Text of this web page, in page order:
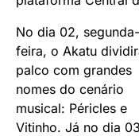
No dia 02, segunda-
feira, o Akatu
palco com grandes
nomes do cenário
musical: Péricles e
Vitinho. Já no dia